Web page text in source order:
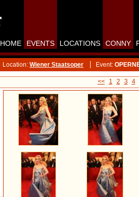
HOME EVENTS LOCATIONS CONNY
Location: Wiener Staatsoper Event:
<< 1 2 3 4